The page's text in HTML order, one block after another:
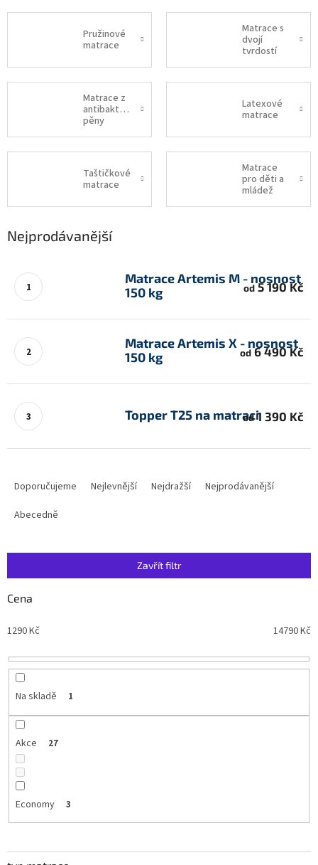
Pružinové
matrace
Matrace s
dvojí
tvrdostí
Matrace z
antibakteriální
pěny
Latexové
matrace
Taštičkové
matrace
Matrace
pro děti a
mládež
Nejprodávanější
Matrace Artemis M - nosnost
150 kg
od5 190 Kč
Matrace Artemis X - nosnost
150 kg
od6 490 Kč
Topper T25 na matraci
od1 390 Kč
r
o
u
t
ů
Doporučujeme Nejlevnější Nejdražší
Nejprodávanější
Abecedně
Zavřít filtr
Cena
1290Kč 14790Kč
Na skladě 1
Akce 27
Economy 3